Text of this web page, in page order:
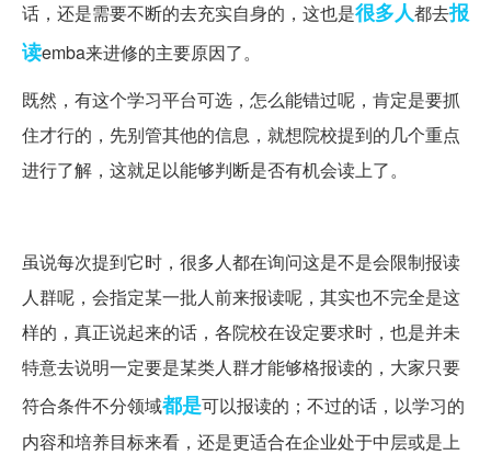
话，还是需要不断的去充实自身的，这也是很多人都去报
读emba来进修的主要原因了。
既然，有这个学习平台可选，怎么能错过呢，肯定是要抓
住才行的，先别管其他的信息，就想院校提到的几个重点
进行了解，这就足以能够判断是否有机会读上了。
虽说每次提到它时，很多人都在询问这是不是会限制报读
人群呢，会指定某一批人前来报读呢，其实也不完全是这
样的，真正说起来的话，各院校在设定要求时，也是并未
特意去说明一定要是某类人群才能够格报读的，大家只要
符合条件不分领域都是可以报读的；不过的话，以学习的
内容和培养目标来看，还是更适合在企业处于中层或是上